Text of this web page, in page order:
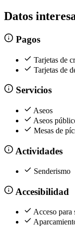
Datos
Pagos
Tarjetas de
Tarjetas de
Servicios
Aseos
Aseos
Mesas de
Actividades
Senderismo
Accesibilidad
Acceso para